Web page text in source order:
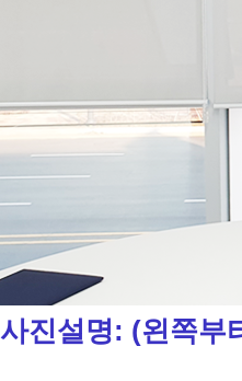
사진설명: (왼쪽부